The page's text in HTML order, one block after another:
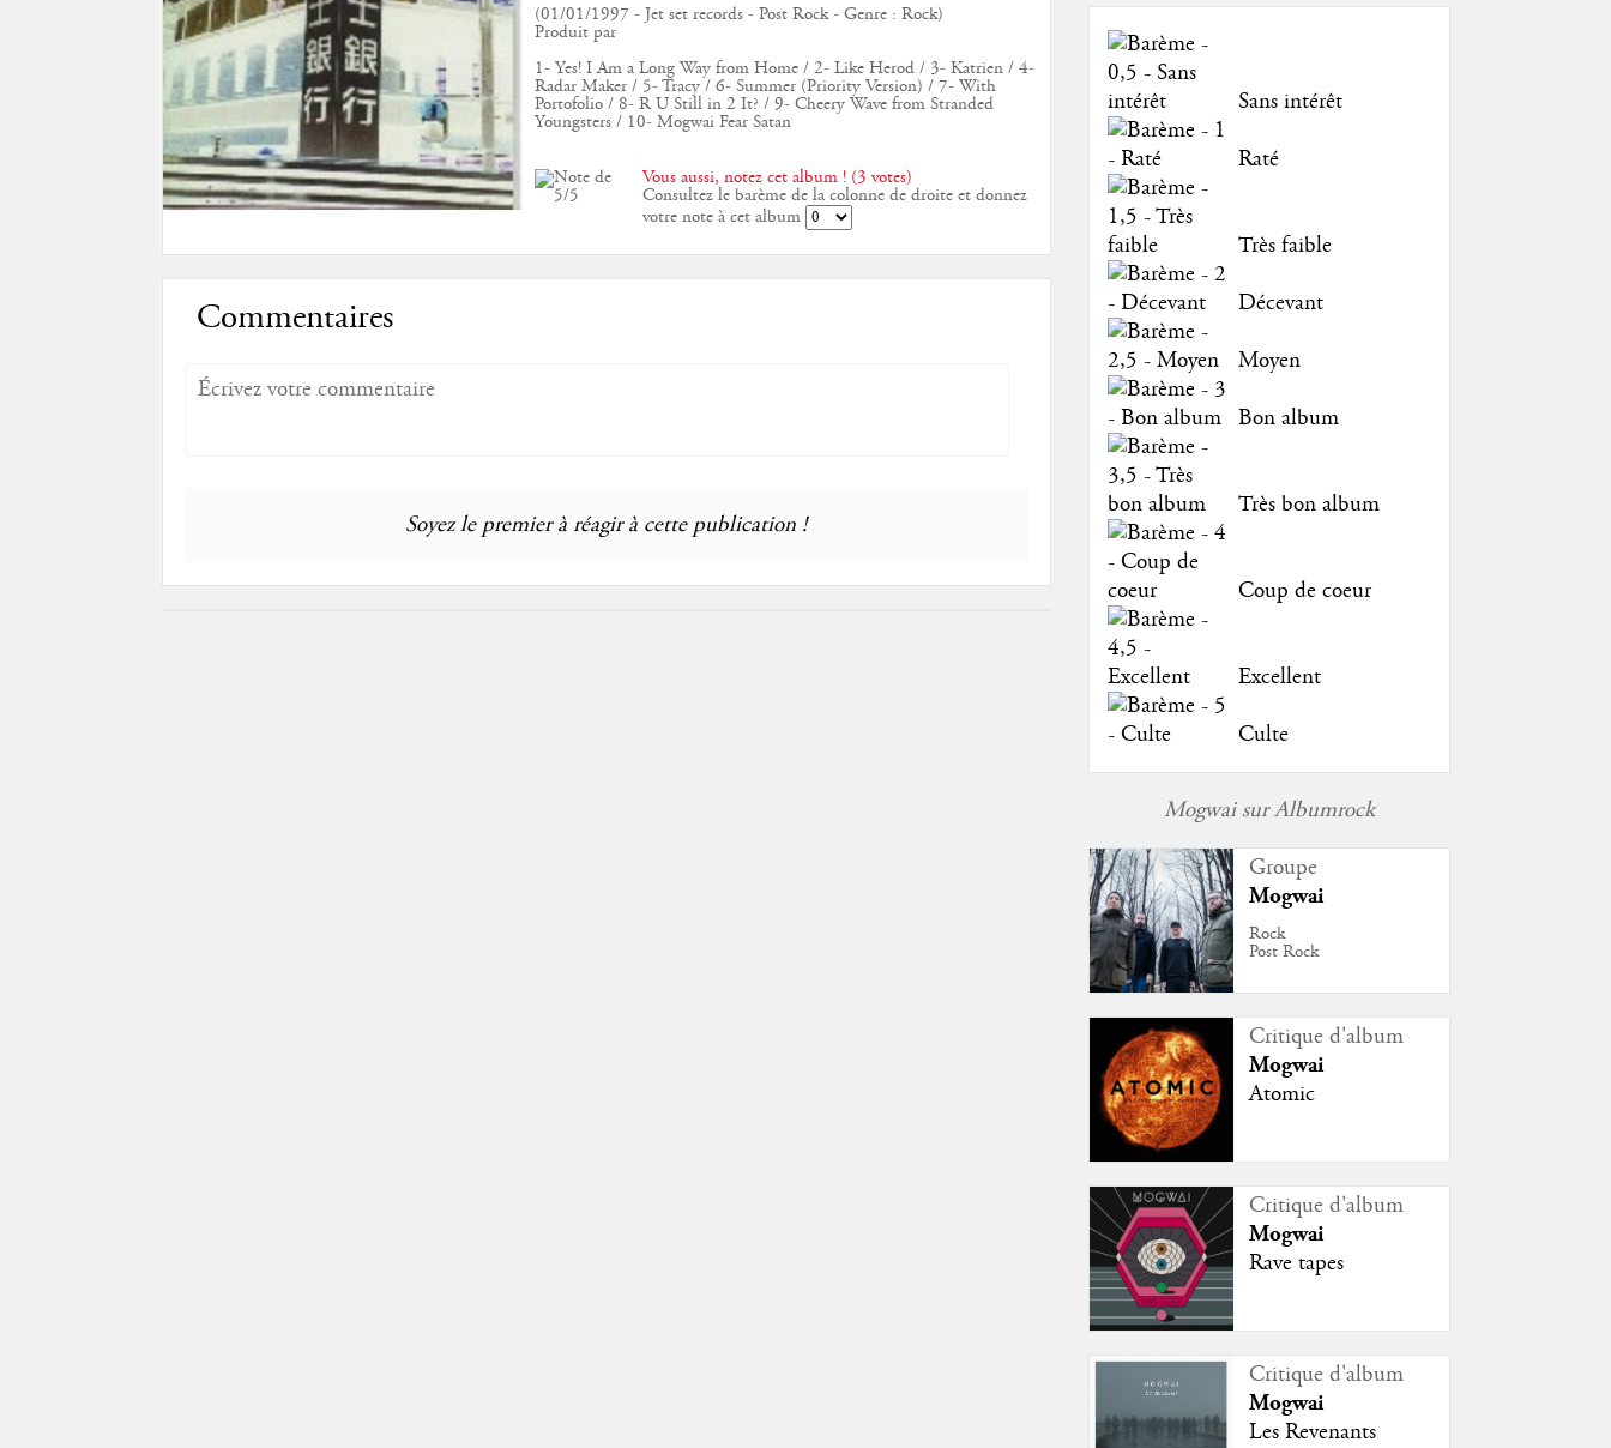
(01/01/1997 - Jet set records - Post Rock - Genre : Rock)
Produit par
1- Yes! I Am a Long Way from Home / 2- Like Herod / 3- Katrien / 4-
Radar Maker / 5- Tracy / 6- Summer (Priority Version) / 7- With
Portofolio / 8- R U Still in 2 It? / 9- Cheery Wave from Stranded
Youngsters / 10- Mogwai Fear Satan
Vous aussi, notez cet album ! (3 votes)
Consultez le barème de la colonne de droite et donnez
votre note à cet album
Commentaires
Soyez le premier à réagir à cette publication !
Sans intérêt
Raté
Très faible
Décevant
Moyen
Bon album
Très bon album
Coup de coeur
Excellent
Culte
Mogwai sur Albumrock
Groupe
Mogwai
Rock
Post Rock
Critique d'album
Mogwai
Atomic
Critique d'album
Mogwai
Rave tapes
Critique d'album
Mogwai
Les Revenants